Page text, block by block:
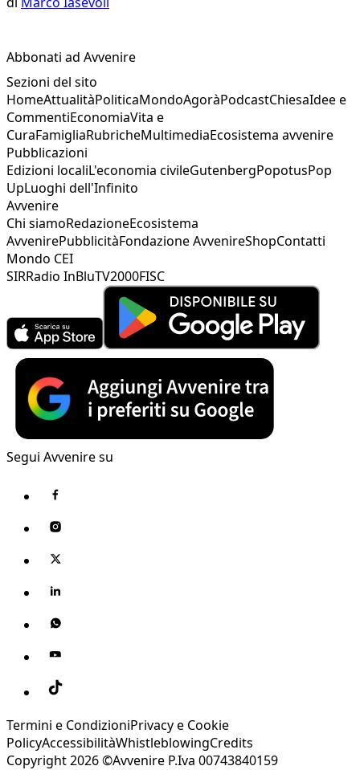
Abbonati ad Avvenire
Sezioni del sito
HomeAttualitàPoliticaMondoAgoràPodcastChiesaIdee e
CommentiEconomiaVita e
CuraFamigliaRubricheMultimediaEcosistema avvenire
Pubblicazioni
Edizioni localiL'economia civileGutenbergPopotusPop
UpLuoghi dell'Infinito
Avvenire
Chi siamoRedazioneEcosistema
AvvenirePubblicitàFondazione AvvenireShopContatti
Mondo CEI
SIRRadio InBluTV2000FISC
Segui Avvenire su
Termini e CondizioniPrivacy e Cookie
PolicyAccessibilitàWhistleblowingCredits
Copyright 2026 ©Avvenire P.Iva 00743840159